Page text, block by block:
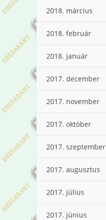
2018. március
2018. február
2018. január
2017. december
2017. november
2017. október
2017. szeptember
2017. augusztus
2017. július
2017. június